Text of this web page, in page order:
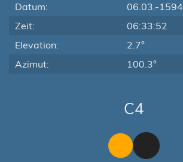
Datum:
06.03.-1594
Zeit:
06:33:52
Elevation:
2.7°
Azimut:
100.3°
C4